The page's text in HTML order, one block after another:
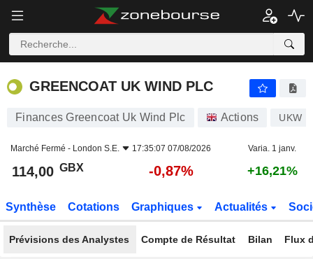
GREENCOAT UK WIND PLC
GREENCOAT UK WIND PLC
Finances Greencoat Uk Wind Plc Actions UKW
Marché Fermé - London S.E. 17:35:07 07/08/2026 Varia. 1 janv.
114,00 GBX -0,87% +16,21%
Synthèse Cotations Graphiques Actualités
Prévisions des Analystes Compte de Résultat Bilan Flux